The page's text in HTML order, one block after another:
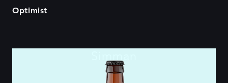
Optimist